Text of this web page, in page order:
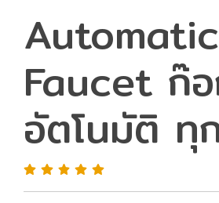
Automatic
Faucet ก๊
อัตโนมัติ ทุ